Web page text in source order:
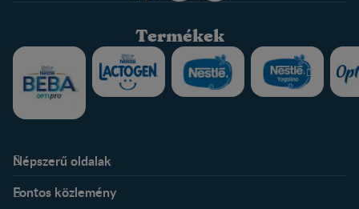
Termékek
Népszerű oldalak
Kapcsolat
Fontos közlemény